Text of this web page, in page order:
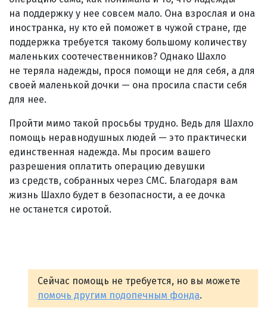
на поддержку у нее совсем мало. Она взрослая и она
иностранка, ну кто ей поможет в чужой стране, где
поддержка требуется такому большому количеству
маленьких соотечественников? Однако Шахло
не теряла надежды, прося помощи не для себя, а для
своей маленькой дочки — она просила спасти себя
для нее.
Пройти мимо такой просьбы трудно. Ведь для Шахло
помощь неравнодушных людей — это практически
единственная надежда. Мы просим вашего
разрешения оплатить операцию девушки
из средств, собранных через СМС. Благодаря вам
жизнь Шахло будет в безопасности, а ее дочка
не останется сиротой.
Сейчас помощь не требуется, но вы можете
помочь другим подопечным фонда.